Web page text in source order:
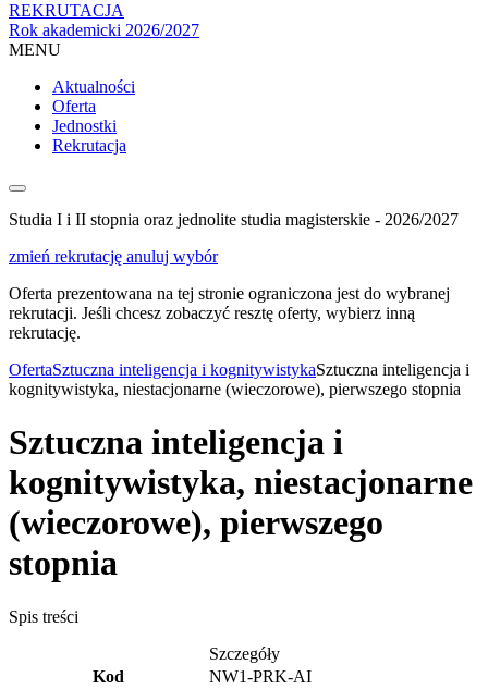
REKRUTACJA
Rok akademicki 2026/2027
MENU
Aktualności
Oferta
Jednostki
Rekrutacja
Studia I i II stopnia oraz jednolite studia magisterskie - 2026/2027
zmień rekrutację anuluj wybór
Oferta prezentowana na tej stronie ograniczona jest do wybranej
rekrutacji. Jeśli chcesz zobaczyć resztę oferty, wybierz inną
rekrutację.
OfertaSztuczna inteligencja i kognitywistykaSztuczna inteligencja i
kognitywistyka, niestacjonarne (wieczorowe), pierwszego stopnia
Sztuczna inteligencja i
kognitywistyka, niestacjonarne
(wieczorowe), pierwszego
stopnia
Spis treści
Szczegóły
Kod
NW1-PRK-AI